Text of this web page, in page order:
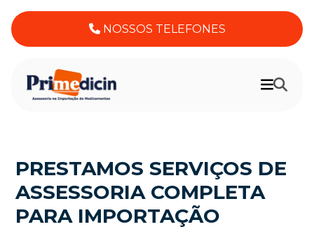
NOSSOS TELEFONES
PRESTAMOS SERVIÇOS DE
ASSESSORIA COMPLETA
PARA IMPORTAÇÃO